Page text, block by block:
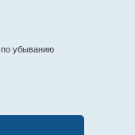
по убыванию